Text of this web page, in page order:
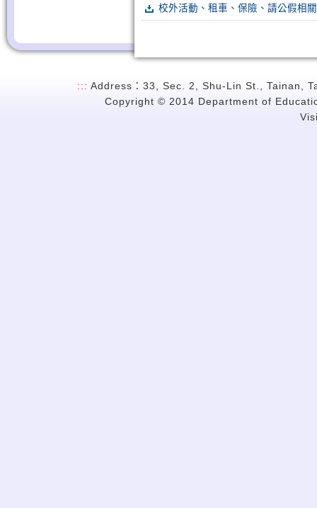
校外活動、租車、保險、請公假相
::: Address：33, Sec. 2, Shu-Lin St., Tainan,
Copyright © 2014 Department of